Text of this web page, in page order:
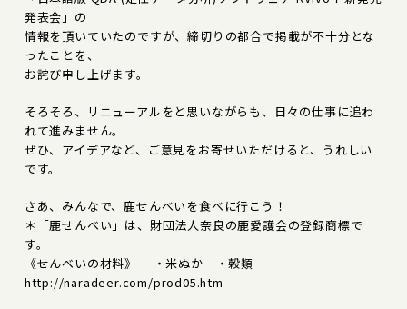
発表会」の
情報を頂いていたのですが、締切りの都合で掲載が不十分とな
ったことを、
お詫び申し上げます。
そろそろ、リニューアルをと思いながらも、日々の仕事に追わ
れて進みません。
ぜひ、アイデアなど、ご意見をお寄せいただけると、うれしい
です。
さあ、みんなで、鹿せんべいを食べに行こう！
＊「鹿せんべい」は、財団法人奈良の鹿愛護会の登録商標で
す。
《せんべいの材料》 ・米ぬか ・穀類
http://naradeer.com/prod05.htm